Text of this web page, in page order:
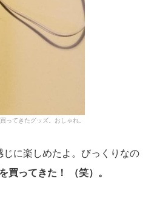
ってきたグッズ。おしゃれ。
に楽しめたよ。びっくりなの
買ってきた！ （笑）。